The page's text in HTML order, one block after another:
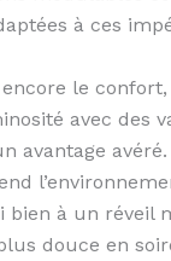
à ces
le
avec des
avantage
bien à un réveil
douce en